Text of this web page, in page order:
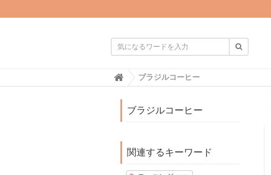
H
ブラジルコーヒー
ブラジルコーヒー
関連するキーワード